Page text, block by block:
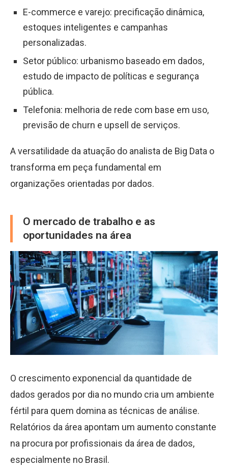
E-commerce e varejo: precificação dinâmica,
estoques inteligentes e campanhas
personalizadas.
Setor público: urbanismo baseado em dados,
estudo de impacto de políticas e segurança
pública.
Telefonia: melhoria de rede com base em uso,
previsão de churn e upsell de serviços.
A versatilidade da atuação do analista de Big Data o
transforma em peça fundamental em
organizações orientadas por dados.
O mercado de trabalho e as
oportunidades na área
O crescimento exponencial da quantidade de
dados gerados por dia no mundo cria um ambiente
fértil para quem domina as técnicas de análise.
Relatórios da área apontam um aumento constante
na procura por profissionais da área de dados,
especialmente no Brasil.